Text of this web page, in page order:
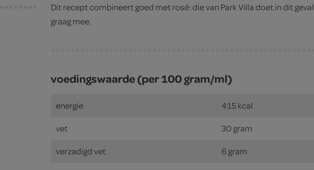
Dit recept combineert goed met rosé: die van Park Villa doet in dit geval
graag mee.
voedingswaarde (per 100 gram/ml)
energie 415 kcal
vet 30 gram
verzadigd vet 6 gram